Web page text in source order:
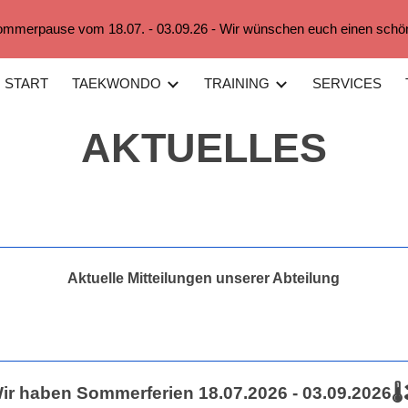
to main content Skip to
vom 18.07. - 03.09.26 - Wir wünschen euch einen
START TAEKWONDO TRAINING SERVICES
AKTUELLES
Aktuelle Mitteilungen unserer Abteilung
haben Sommerferien 18.07.2026 -